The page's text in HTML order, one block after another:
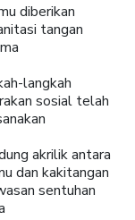
diberikan
tangan
langkah
sosial telah
akrilik antara
dan kakitangan
sentuhan